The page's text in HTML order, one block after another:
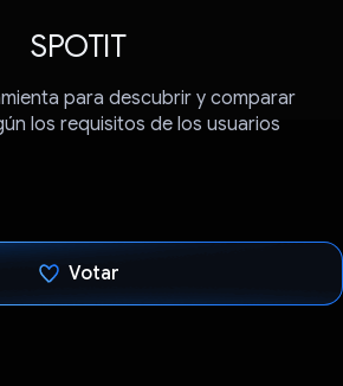
SPOTIT
para descubrir y comparar
los requisitos de los usuarios
Votar